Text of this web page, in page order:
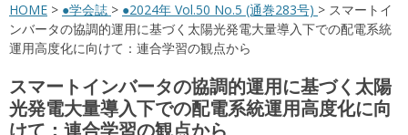
HOME > ●学会誌 > ●2024年 Vol.50 No.5 (通巻283号) > スマートイ
ンバータの協調的運用に基づく太陽光発電大量導入下での配電系統
運用高度化に向けて：連合学習の観点から
スマートインバータの協調的運用に基づく太陽
光発電大量導入下での配電系統運用高度化に向